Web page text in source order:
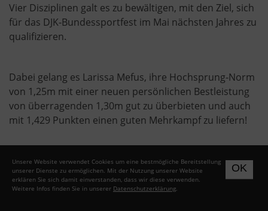
Vier Disziplinen galt es zu bewältigen, mit den Ziel, sich
für das DJK-Bundessportfest im Mai nächsten Jahres zu
qualifizieren.
Dabei gelang es Larissa Mefus, ihre Hochsprung-Norm
von 1,25m mit einer neuen persönlichen Bestleistung
von überragenden 1,30m gut zu überbieten und auch
mit 1,429 Punkten einen guten Mehrkampf zu liefern!
Für Ida und Victoria galt es eine höhere Hürde zu
überwinden: 1500 Punkte sind die Norm für die wU14er
Jugendlichen zur Qualifikation.
OK
Unsere Website verwendet Cookies um eine bestmögliche Bereitstellung
unserer Dienste zu ermöglichen. Mit der Nutzung unserer Website
erklären Sie sich damit einverstanden, dass wir diese verwenden.
Weitere Infos finden Sie in unserer Datenschutzerklärung.